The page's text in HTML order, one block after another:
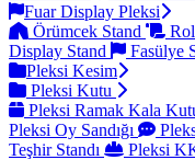
Fuar Display Pleksi
Örümcek Stand
Display Stand
Fasülye
Pleksi Kesim
Pleksi Kutu
Pleksi Ramak Kala
Pleksi Oy Sandığı
Teşhir Standı
Pleksi